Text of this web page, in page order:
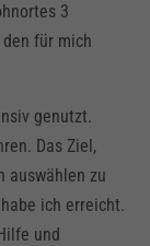
3
für mich
genutzt.
Das Ziel,
auswählen zu
ich erreicht.
und